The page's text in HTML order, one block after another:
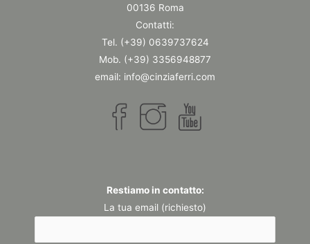
00136 Roma
Contatti:
Tel. (+39) 0639737624
Mob. (+39) 3356948877
email: info@cinziaferri.com
Restiamo in contatto:
La tua email (richiesto)